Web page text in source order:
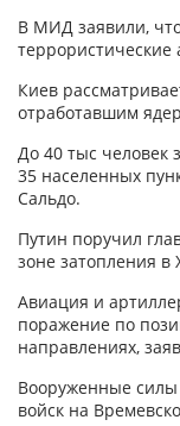
В МИД заявили,
Киев
отработавшим
До 40 тыс человек
35 населенных
Сальдо.
Путин поручил
зоне затопления в
Авиация и
поражение по
направлениях,
Вооруженные силы
войск на